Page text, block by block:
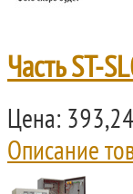
Часть ST-
Цена:
Описание